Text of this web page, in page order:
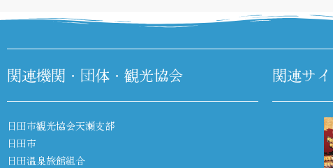
関連機関・団体・観光協会
日田市観光協会天瀬支部
日田市
日田温泉旅館組合
関連サイ